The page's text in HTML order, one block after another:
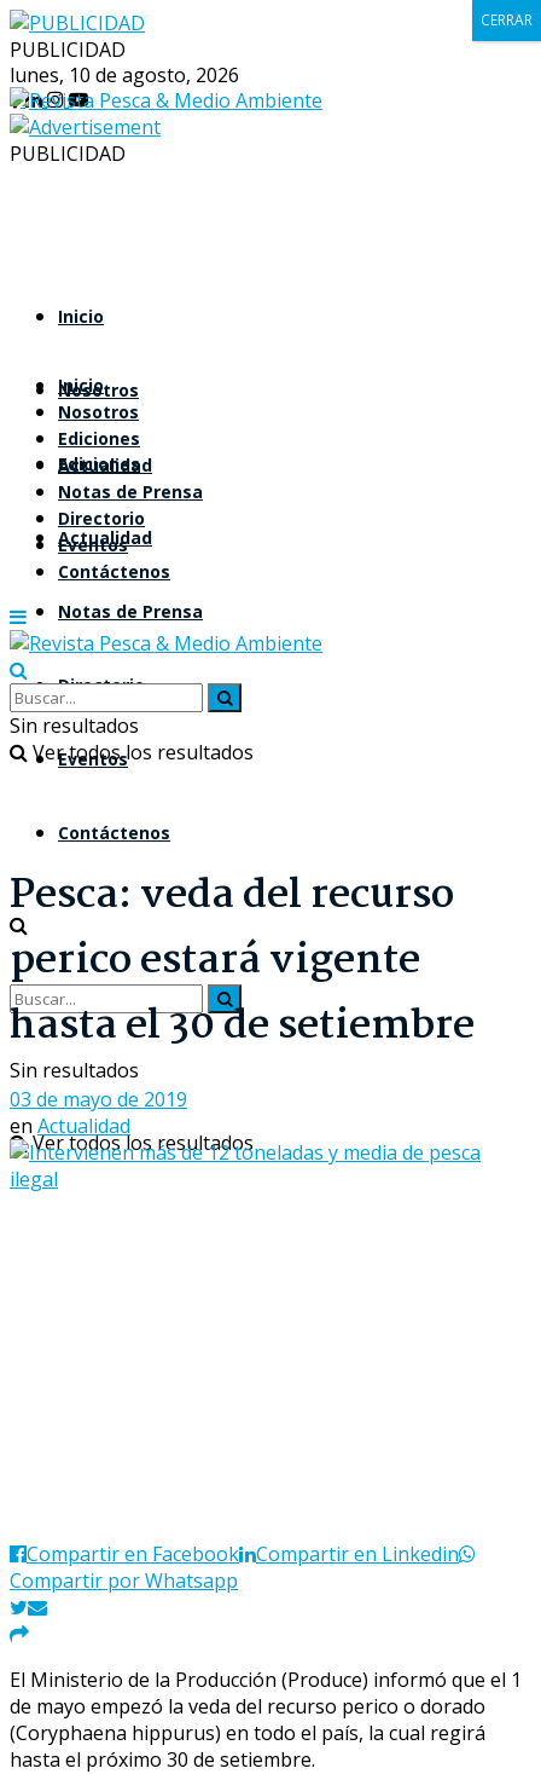
PUBLICIDAD
lunes, 10 de agosto, 2026
PUBLICIDAD
Inicio
Nosotros
Ediciones
Actualidad
Notas de Prensa
Directorio
Eventos
Contáctenos
Sin resultados
Ver todos los resultados
Inicio
Nosotros
Ediciones
Actualidad
Notas de Prensa
Directorio
Eventos
Contáctenos
Sin resultados
Ver todos los resultados
Pesca: veda del recurso
perico estará vigente
hasta el 30 de setiembre
03 de mayo de 2019
en Actualidad
Compartir en Facebook
Compartir en Linkedin
Compartir por Whatsapp
El Ministerio de la Producción (Produce) informó que el 1
de mayo empezó la veda del recurso perico o dorado
(Coryphaena hippurus) en todo el país, la cual regirá
hasta el próximo 30 de setiembre.
CERRAR